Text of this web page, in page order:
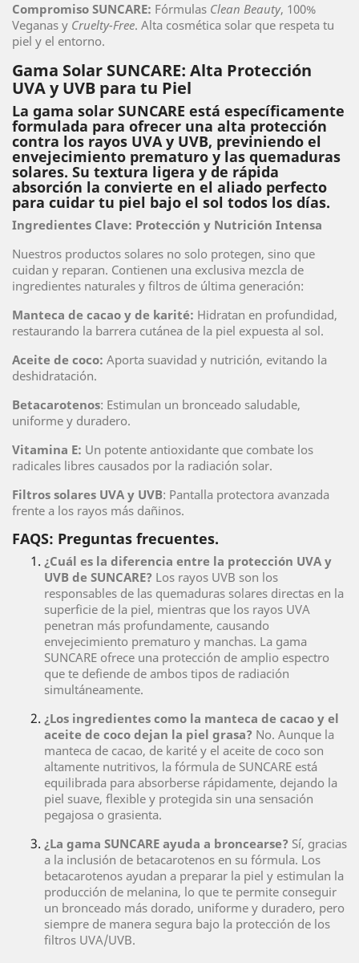
Compromiso SUNCARE: Fórmulas Clean Beauty, 100%
Veganas y Cruelty-Free. Alta cosmética solar que respeta tu
piel y el entorno.
Gama Solar SUNCARE: Alta Protección
UVA y UVB para tu Piel
La gama solar SUNCARE está específicamente
formulada para ofrecer una alta protección
contra los rayos UVA y UVB, previniendo el
envejecimiento prematuro y las quemaduras
solares. Su textura ligera y de rápida
absorción la convierte en el aliado perfecto
para cuidar tu piel bajo el sol todos los días.
Ingredientes Clave: Protección y Nutrición Intensa
Nuestros productos solares no solo protegen, sino que
cuidan y reparan. Contienen una exclusiva mezcla de
ingredientes naturales y filtros de última generación:
Manteca de cacao y de karité: Hidratan en profundidad,
restaurando la barrera cutánea de la piel expuesta al sol.
Aceite de coco: Aporta suavidad y nutrición, evitando la
deshidratación.
Betacarotenos: Estimulan un bronceado saludable,
uniforme y duradero.
Vitamina E: Un potente antioxidante que combate los
radicales libres causados por la radiación solar.
Filtros solares UVA y UVB: Pantalla protectora avanzada
frente a los rayos más dañinos.
FAQS: Preguntas frecuentes.
¿Cuál es la diferencia entre la protección UVA y
UVB de SUNCARE? Los rayos UVB son los
responsables de las quemaduras solares directas en la
superficie de la piel, mientras que los rayos UVA
penetran más profundamente, causando
envejecimiento prematuro y manchas. La gama
SUNCARE ofrece una protección de amplio espectro
que te defiende de ambos tipos de radiación
simultáneamente.
¿Los ingredientes como la manteca de cacao y el
aceite de coco dejan la piel grasa? No. Aunque la
manteca de cacao, de karité y el aceite de coco son
altamente nutritivos, la fórmula de SUNCARE está
equilibrada para absorberse rápidamente, dejando la
piel suave, flexible y protegida sin una sensación
pegajosa o grasienta.
¿La gama SUNCARE ayuda a broncearse? Sí, gracias
a la inclusión de betacarotenos en su fórmula. Los
betacarotenos ayudan a preparar la piel y estimulan la
producción de melanina, lo que te permite conseguir
un bronceado más dorado, uniforme y duradero, pero
siempre de manera segura bajo la protección de los
filtros UVA/UVB.